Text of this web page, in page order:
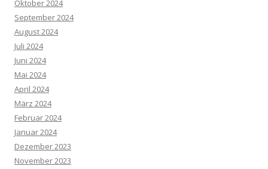
Oktober 2024
September 2024
August 2024
Juli 2024
Juni 2024
Mai 2024
April 2024
März 2024
Februar 2024
Januar 2024
Dezember 2023
November 2023